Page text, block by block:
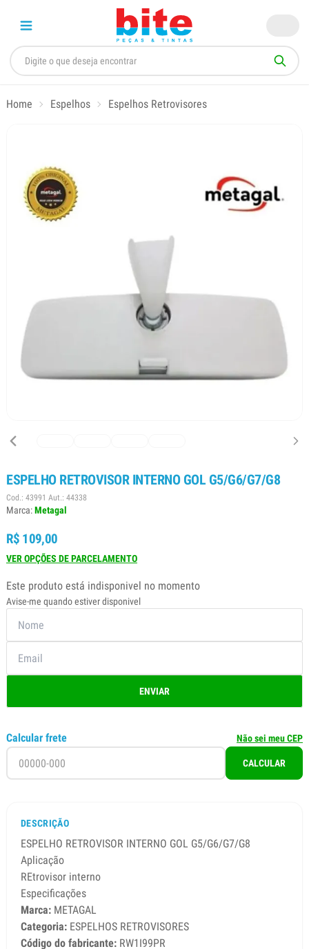
Home Espelhos Espelhos Retrovisores
ESPELHO RETROVISOR INTERNO GOL G5/G6/G7/G8
Cod.: 43991 Aut.: 44338
Marca:Metagal
R$ 109,00
VER OPÇÕES DE PARCELAMENTO
Este produto está indisponivel no momento
Avise-me quando estiver disponivel
ENVIAR
Calcular frete Não sei meu CEP
CALCULAR
DESCRIÇÃO
ESPELHO RETROVISOR INTERNO GOL G5/G6/G7/G8
Aplicação
REtrovisor interno
Especificações
Marca: METAGAL
Categoria: ESPELHOS RETROVISORES
Código do fabricante: RW1I99PR